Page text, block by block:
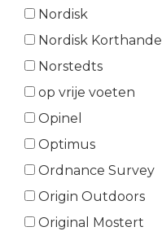
Nordisk
Nordisk Korthandel
Norstedts
op vrije voeten
Opinel
Optimus
Ordnance Survey
Origin Outdoors
Original Mostert